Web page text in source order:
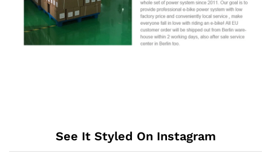
See It Styled On Instagram